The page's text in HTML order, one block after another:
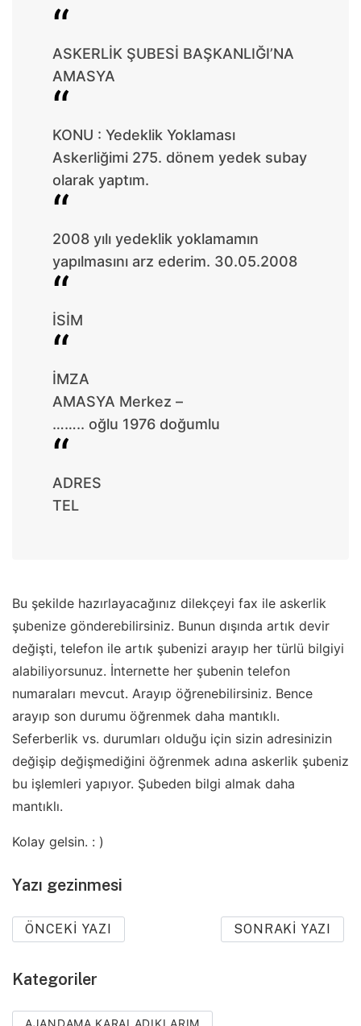
ASKERLİK ŞUBESİ BAŞKANLIĞI’NA
AMASYA
KONU : Yedeklik Yoklaması
Askerliğimi 275. dönem yedek subay
olarak yaptım.
2008 yılı yedeklik yoklamamın
yapılmasını arz ederim. 30.05.2008
İSİM
İMZA
AMASYA Merkez –
…….. oğlu 1976 doğumlu
ADRES
TEL
Bu şekilde hazırlayacağınız dilekçeyi fax ile askerlik
şubenize gönderebilirsiniz. Bunun dışında artık devir
değişti, telefon ile artık şubenizi arayıp her türlü bilgiyi
alabiliyorsunuz. İnternette her şubenin telefon
numaraları mevcut. Arayıp öğrenebilirsiniz. Bence
arayıp son durumu öğrenmek daha mantıklı.
Seferberlik vs. durumları olduğu için sizin adresinizin
değişip değişmediğini öğrenmek adına askerlik şubeniz
bu işlemleri yapıyor. Şubeden bilgi almak daha
mantıklı.
Kolay gelsin. : )
Yazı gezinmesi
ÖNCEKI YAZI SONRAKI YAZI
Kategoriler
AJANDAMA KARALADIKLARIM